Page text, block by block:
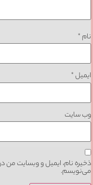
نام *
ایمیل*
وب‌ سایت
ذخیره نام، ایمیل و وبسایت من
می‌نویسم.